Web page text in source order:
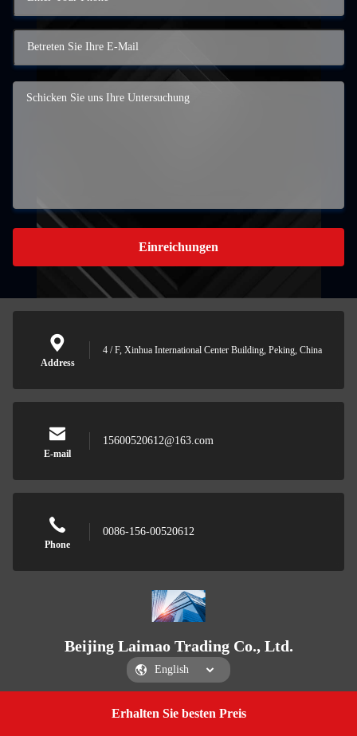
Erhalten Sie besten Preis
Einreichungen
Address
4 / F, Xinhua International Center Building, Peking, China
E-mail
15600520612@163.com
Phone
0086-156-00520612
Beijing Laimao Trading Co., Ltd.
Beijing Laimao Trading Co., Ltd.
Get a Quote